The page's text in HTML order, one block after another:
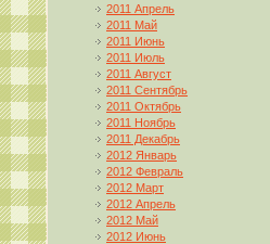
2011 Апрель
2011 Май
2011 Июнь
2011 Июль
2011 Август
2011 Сентябрь
2011 Октябрь
2011 Ноябрь
2011 Декабрь
2012 Январь
2012 Февраль
2012 Март
2012 Апрель
2012 Май
2012 Июнь